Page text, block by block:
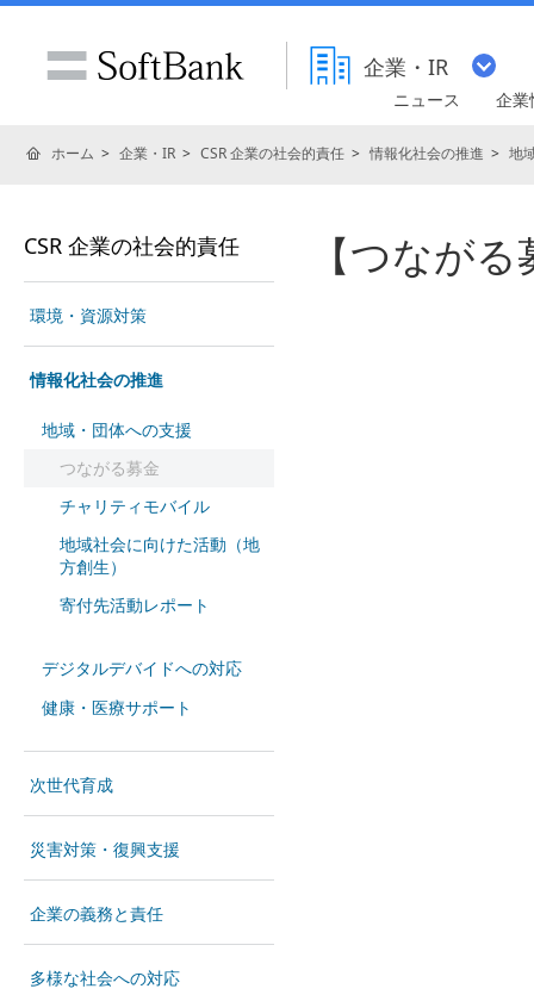
企業・IR
ニュース 企業
ホーム 企業・IR CSR 企業の社会的責任 情報化社会の推進 地
【つなが
CSR 企業の社会的責任
環境・資源対策
情報化社会の推進
地域・団体への支援
つながる募金
チャリティモバイル
地域社会に向けた活動（地
方創生）
寄付先活動レポート
デジタルデバイドへの対応
健康・医療サポート
次世代育成
災害対策・復興支援
企業の義務と責任
多様な社会への対応